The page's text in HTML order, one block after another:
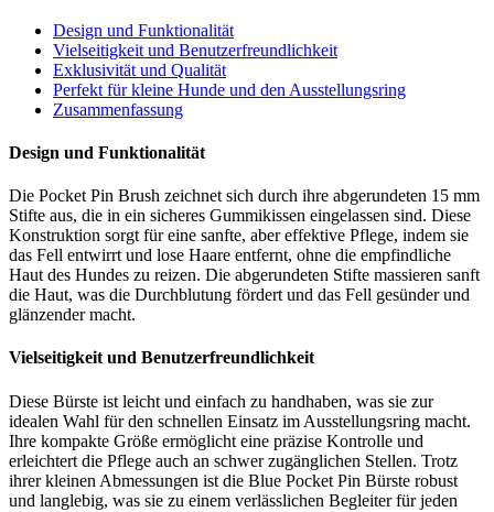
Design und Funktionalität
Vielseitigkeit und Benutzerfreundlichkeit
Exklusivität und Qualität
Perfekt für kleine Hunde und den Ausstellungsring
Zusammenfassung
Design und Funktionalität
Die Pocket Pin Brush zeichnet sich durch ihre abgerundeten 15 mm
Stifte aus, die in ein sicheres Gummikissen eingelassen sind. Diese
Konstruktion sorgt für eine sanfte, aber effektive Pflege, indem sie
das Fell entwirrt und lose Haare entfernt, ohne die empfindliche
Haut des Hundes zu reizen. Die abgerundeten Stifte massieren sanft
die Haut, was die Durchblutung fördert und das Fell gesünder und
glänzender macht.
Vielseitigkeit und Benutzerfreundlichkeit
Diese Bürste ist leicht und einfach zu handhaben, was sie zur
idealen Wahl für den schnellen Einsatz im Ausstellungsring macht.
Ihre kompakte Größe ermöglicht eine präzise Kontrolle und
erleichtert die Pflege auch an schwer zugänglichen Stellen. Trotz
ihrer kleinen Abmessungen ist die Blue Pocket Pin Bürste robust
und langlebig, was sie zu einem verlässlichen Begleiter für jeden